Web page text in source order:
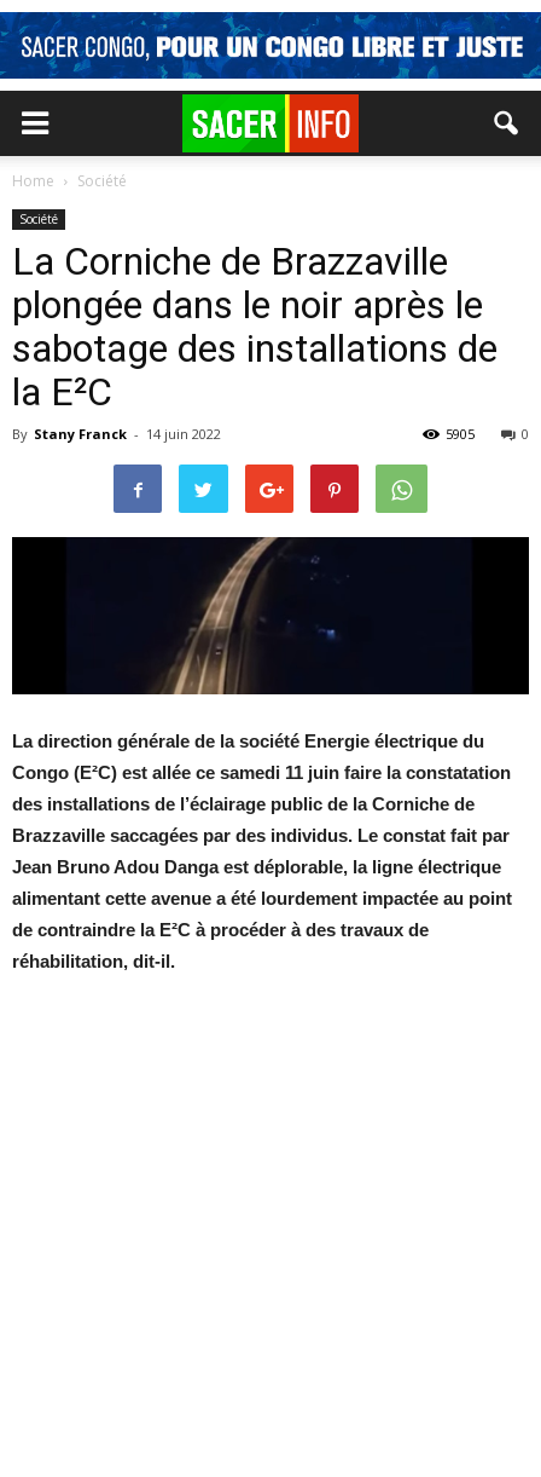
Home Société
Société
La Corniche de Brazzaville
plongée dans le noir après le
sabotage des installations de
la E²C
By Stany Franck - 14 juin 2022 0
5905
La direction générale de la société Energie électrique du
Congo (E²C) est allée ce samedi 11 juin faire la constatation
des installations de l’éclairage public de la Corniche de
Brazzaville saccagées par des individus. Le constat fait par
Jean Bruno Adou Danga est déplorable, la ligne électrique
alimentant cette avenue a été lourdement impactée au point
de contraindre la E²C à procéder à des travaux de
réhabilitation, dit-il.